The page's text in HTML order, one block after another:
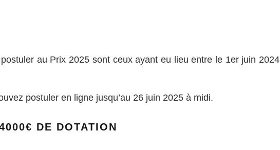
au Prix 2025 sont ceux ayant eu lieu entre le 1er juin 2024
postuler en ligne jusqu’au 26 juin 2025 à midi.
DE DOTATION